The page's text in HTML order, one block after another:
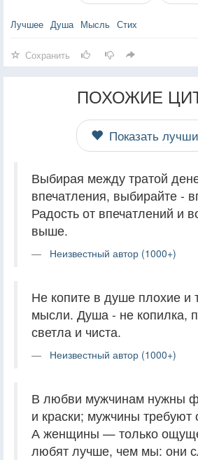
Лучшее Душа Мысль Стих
Сохранить
ПОХОЖИЕ
Показать
Выбирая между тратой
впечатления, выбирайте -
Радость от впечатлений и
выше.
Неизвестный автор (1000+)
Не копите в душе плохие и
мысли. Душа - не копилка,
светла и чиста.
Неизвестный автор (1000+)
В любви мужчинам нужны
и краски; мужчины требуют
А женщины — только
любят лучше, чем мы: они